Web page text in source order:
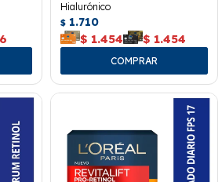
Hialurónico
$ 1.710
$ 1.454 $ 1.454